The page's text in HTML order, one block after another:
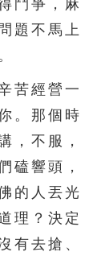
鬥爭，麻
題不馬上
苦經營一
。那個時
，不服，
磕響頭，
的人丟光
理？決定
有去搶、